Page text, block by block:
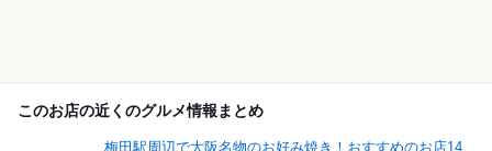
このお店の近くのグルメ情報まとめ
梅田駅周辺で大阪名物のお好み焼き！おすすめのお店14